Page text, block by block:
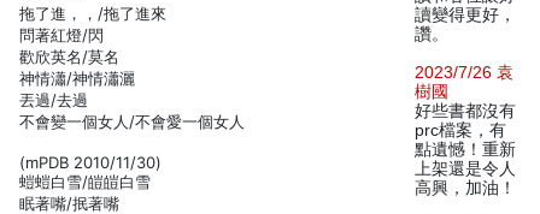
拖了進，，/拖了進來
問著紅燈/閃
歡欣英名/莫名
神情瀟/神情瀟灑
丟過/去過
不會變一個女人/不會愛一個女人
(mPDB 2010/11/30)
螘螘白雪/皚皚白雪
眠著嘴/抿著嘴
讀變得更好，
讚。
2023/7/26 袁
樹國
好些書都沒有
prc檔案，有
點遺憾！重新
上架還是令人
高興，加油！